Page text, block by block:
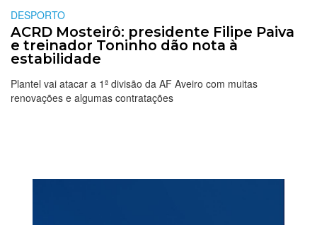
DESPORTO
ACRD Mosteirô: presidente Filipe Paiva
e treinador Toninho dão nota à
estabilidade
Plantel vai atacar a 1ª divisão da AF Aveiro com muitas
renovações e algumas contratações